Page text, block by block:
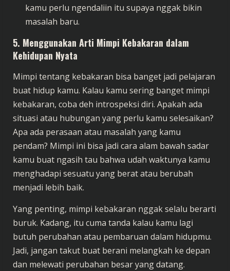
kamu perlu ngendaliin itu supaya nggak bikin
masalah baru.
5. Menggunakan Arti Mimpi Kebakaran dalam
Kehidupan Nyata
Mimpi tentang kebakaran bisa banget jadi pelajaran
buat hidup kamu. Kalau kamu sering banget mimpi
kebakaran, coba deh introspeksi diri. Apakah ada
situasi atau hubungan yang perlu kamu selesaikan?
Apa ada perasaan atau masalah yang kamu
pendam? Mimpi ini bisa jadi cara alam bawah sadar
kamu buat ngasih tau bahwa udah waktunya kamu
menghadapi sesuatu yang berat atau berubah
menjadi lebih baik.
Yang penting, mimpi kebakaran nggak selalu berarti
buruk. Kadang, itu cuma tanda kalau kamu lagi
butuh perubahan atau pembaruan dalam hidupmu.
Jadi, jangan takut buat berani melangkah ke depan
dan melewati perubahan besar yang datang.